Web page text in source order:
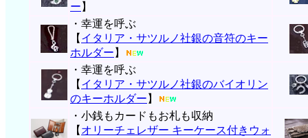
ー 】
・幸運を呼ぶ
【 イタリア・サツルノ社銀の音符のキー
ホルダー 】
・幸運を呼ぶ
【 イタリア・サツルノ社銀のバイオリン
のキーホルダー 】
・小銭もカードもお札も収納
【 オリーチェレザー キーケース付きウォ